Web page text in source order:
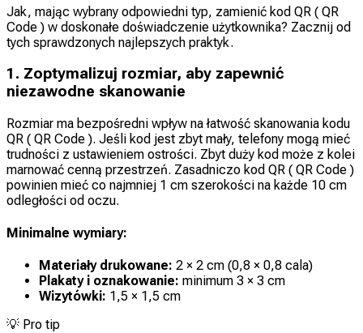
Jak, mając wybrany odpowiedni typ, zamienić kod QR ( QR
Code ) w doskonałe doświadczenie użytkownika? Zacznij od
tych sprawdzonych najlepszych praktyk.
1. Zoptymalizuj rozmiar, aby zapewnić
niezawodne skanowanie
Rozmiar ma bezpośredni wpływ na łatwość skanowania kodu
QR ( QR Code ). Jeśli kod jest zbyt mały, telefony mogą mieć
trudności z ustawieniem ostrości. Zbyt duży kod może z kolei
marnować cenną przestrzeń. Zasadniczo kod QR ( QR Code )
powinien mieć co najmniej 1 cm szerokości na każde 10 cm
odległości od oczu.
Minimalne wymiary:
Materiały drukowane: 2 × 2 cm (0,8 × 0,8 cala)
Plakaty i oznakowanie: minimum 3 × 3 cm
Wizytówki: 1,5 × 1,5 cm
💡 Pro tip